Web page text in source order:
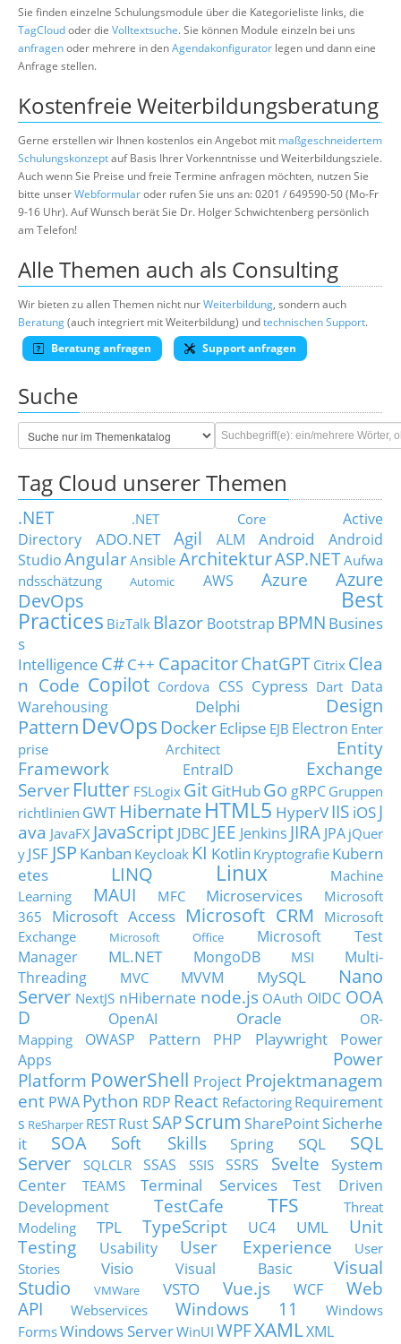
Sie finden einzelne Schulungsmodule über die Kategorieliste links, die
TagCloudoder die Volltextsuche. Sie können Module einzeln bei uns
anfragenoder mehrere in denAgendakonfigurator legen und dann eine
Anfrage stellen.
Kostenfreie Weiterbildungsberatung
Gerne erstellen wir Ihnen kostenlos ein Angebot mit maßgeschneidertem
Schulungskonzeptauf Basis Ihrer Vorkenntnisse und Weiterbildungsziele.
Auch wenn Sie Preise und freie Termine anfragen möchten, nutzen Sie
bitte unserWebformularoder rufen Sie uns an: 0201 / 649590-50 (Mo-Fr
9-16 Uhr). Auf Wunsch berät Sie Dr. Holger Schwichtenberg persönlich
am Telefon!
Alle Themen auch als Consulting
Wir bieten zu allen Themen nicht nurWeiterbildung, sondern auch
Beratung(auch integriert mit Weiterbildung) undtechnischen Support.
Beratung anfragen
Support anfragen
Suche
Tag Cloud unserer Themen
.NET .NET Core
Active
Directory
ADO.NET Agil ALM Android
Android
StudioAngularAnsible ArchitekturASP.NETAufwa
ndsschätzung
Automic AWS Azure
Azure
DevOps
Best
Practices BizTalk Blazor Bootstrap BPMN Busines
s
Intelligence C#C++ CapacitorChatGPT Citrix Clea
n Code Copilot Cordova CSS Cypress Dart Data
Warehousing
Delphi
Design
Pattern DevOps DockerEclipse EJB Electron Enter
prise Architect
Entity
Framework
EntraID
Exchange
Server Flutter FSLogix Git GitHubGo gRPC Gruppen
richtlinien GWT HibernateHTML5 HyperVIIS iOSJ
ava JavaFX JavaScript JDBC JEE Jenkins JIRA JPA jQuer
y JSF JSP Kanban Keycloak KI Kotlin Kryptografie Kubern
etes
LINQ Linux
Machine
Learning
MAUI MFC Microservices
Microsoft
365
Microsoft Access Microsoft CRM
Microsoft
Exchange
Microsoft Office
Microsoft Test
Manager
ML.NET MongoDB MSI
Multi-
Threading
MVC MVVM MySQL
Nano
Server NextJS nHibernate node.js OAuth OIDC OOA
D
OpenAI Oracle
OR-
Mapping
OWASP Pattern PHP Playwright
Power
Apps
Power
Platform PowerShell Project Projektmanagem
ent PWA Python RDP React Refactoring Requirement
s ReSharper RESTRust SAPScrum SharePointSicherhe
it
SOA Soft Skills Spring SQL
SQL
Server
SQLCLR SSAS SSIS SSRS Svelte
System
Center
TEAMS Terminal Services
Test Driven
Development
TestCafe TFS
Threat
Modeling
TPL TypeScript UC4 UML
Unit
Testing
Usability User Experience
User
Stories
Visio Visual Basic
Visual
Studio
VMWare VSTO Vue.js WCF
Web
API
Webservices Windows 11
Windows
FormsWindows ServerWinUI WPFXAMLXML